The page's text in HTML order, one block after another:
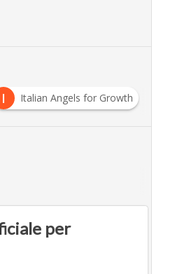
I Italian Angels for Growth
per